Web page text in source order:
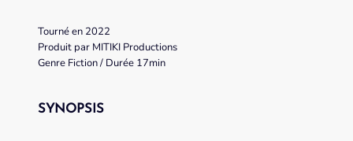
Tourné en 2022
Produit par MITIKI Productions
Genre Fiction / Durée 17min
SYNOPSIS